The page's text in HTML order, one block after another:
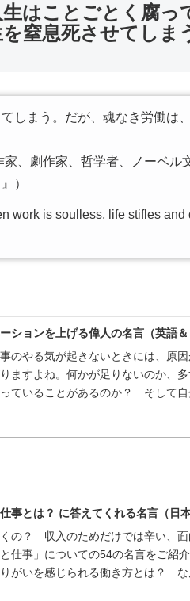
はことごとく腐っ
窒息死させてしま
しまう。だが、魂なき労働は
、劇作家、哲学者、ノーベル
）
work is soulless, life stifles and
ションを上げる偉人の名言（英語＆
のやる気が起きないときには、原
ますよね。何かが足りないのか、
ていることがあるのか？ そして自
事とは？ に答えてくれる名言（日本
の？ 収入のためだけでは辛い、面
仕事」についての54の名言をご紹
がいを感じられる働き方とは？ な